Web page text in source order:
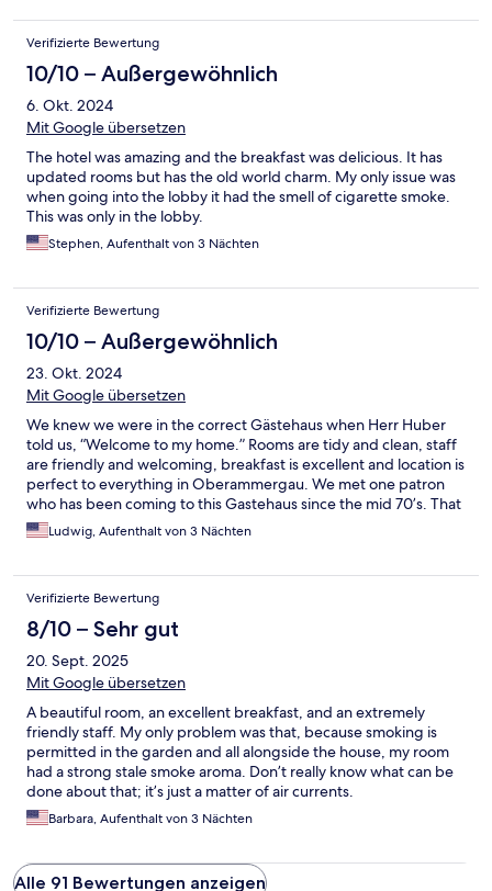
external lights were annoying. Overall, a lovely place to stay.
Verifizierte Bewertung
10/10 – Außergewöhnlich
6. Okt. 2024
Mit Google übersetzen
The hotel was amazing and the breakfast was delicious. It has
updated rooms but has the old world charm. My only issue was
when going into the lobby it had the smell of cigarette smoke.
This was only in the lobby.
Stephen, Aufenthalt von 3 Nächten
Verifizierte Bewertung
10/10 – Außergewöhnlich
23. Okt. 2024
Mit Google übersetzen
We knew we were in the correct Gästehaus when Herr Huber
told us, “Welcome to my home.” Rooms are tidy and clean, staff
are friendly and welcoming, breakfast is excellent and location is
perfect to everything in Oberammergau. We met one patron
who has been coming to this Gastehaus since the mid 70’s. That
is a great endorsement for this property.
Ludwig, Aufenthalt von 3 Nächten
Verifizierte Bewertung
8/10 – Sehr gut
20. Sept. 2025
Mit Google übersetzen
A beautiful room, an excellent breakfast, and an extremely
friendly staff. My only problem was that, because smoking is
permitted in the garden and all alongside the house, my room
had a strong stale smoke aroma. Don’t really know what can be
done about that; it’s just a matter of air currents.
Barbara, Aufenthalt von 3 Nächten
Alle 91 Bewertungen anzeigen